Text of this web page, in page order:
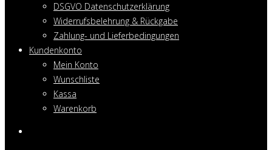
DSGVO Datenschutzerklärung
Widerrufsbelehrung & Rückgabe
Zahlung- und Lieferbedingungen
Kundenkonto
Mein Konto
Wunschliste
Kassa
Warenkorb